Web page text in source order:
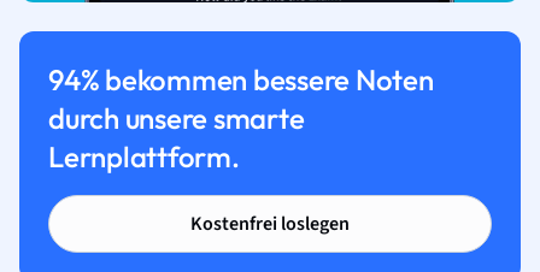
94% bekommen bessere Noten
durch unsere smarte
Lernplattform.
Kostenfrei loslegen